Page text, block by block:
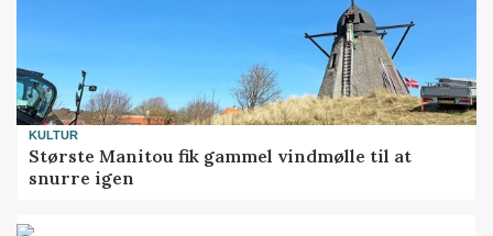
KULTUR
Største Manitou fik gammel vindmølle til at
snurre igen